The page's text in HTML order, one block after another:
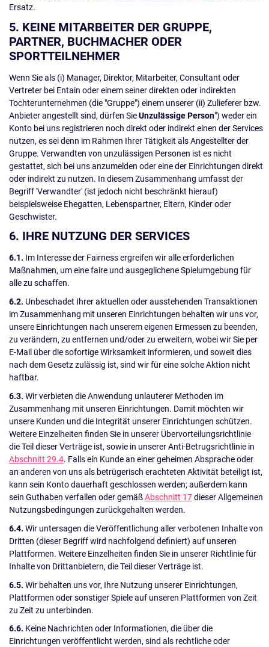
Ersatz.
5. KEINE MITARBEITER DER GRUPPE,
PARTNER, BUCHMACHER ODER
SPORTTEILNEHMER
Wenn Sie als (i) Manager, Direktor, Mitarbeiter, Consultant oder
Vertreter bei Entain oder einem seiner direkten oder indirekten
Tochterunternehmen (die "Gruppe") einem unserer (ii) Zulieferer bzw.
Anbieter angestellt sind, dürfen SieUnzulässige Person") weder ein
Konto bei uns registrieren noch direkt oder indirekt einen der Services
nutzen, es sei denn im Rahmen Ihrer Tätigkeit als Angestellter der
Gruppe. Verwandten von unzulässigen Personen ist es nicht
gestattet, sich bei uns anzumelden oder eine der Einrichtungen direkt
oder indirekt zu nutzen. In diesem Zusammenhang umfasst der
Begriff 'Verwandter' (ist jedoch nicht beschränkt hierauf)
beispielsweise Ehegatten, Lebenspartner, Eltern, Kinder oder
Geschwister.
6. IHRE NUTZUNG DER SERVICES
6.1. Im Interesse der Fairness ergreifen wir alle erforderlichen
Maßnahmen, um eine faire und ausgeglichene Spielumgebung für
alle zu schaffen.
6.2. Unbeschadet Ihrer aktuellen oder ausstehenden Transaktionen
im Zusammenhang mit unseren Einrichtungen behalten wir uns vor,
unsere Einrichtungen nach unserem eigenen Ermessen zu beenden,
zu verändern, zu entfernen und/oder zu erweitern, wobei wir Sie per
E-Mail über die sofortige Wirksamkeit informieren, und soweit dies
nach dem Gesetz zulässig ist, sind wir für eine solche Aktion nicht
haftbar.
6.3. Wir verbieten die Anwendung unlauterer Methoden im
Zusammenhang mit unseren Einrichtungen. Damit möchten wir
unsere Kunden und die Integrität unserer Einrichtungen schützen.
Weitere Einzelheiten finden Sie in unserer Übervorteilungsrichtlinie
die Teil dieser Verträge ist, sowie in unserer Anti-Betrugsrichtlinie in
Abschnitt 29.4. Falls ein Kunde an einer geheimen Absprache oder
an anderen von uns als betrügerisch erachteten Aktivität beteiligt ist,
kann sein Konto dauerhaft geschlossen werden; außerdem kann
sein Guthaben verfallen oder gemäßAbschnitt 17dieser Allgemeinen
Nutzungsbedingungen zurückgehalten werden.
6.4. Wir untersagen die Veröffentlichung aller verbotenen Inhalte von
Dritten (dieser Begriff wird nachfolgend definiert) auf unseren
Plattformen. Weitere Einzelheiten finden Sie in unserer Richtlinie für
Inhalte von Drittanbietern, die Teil dieser Verträge ist.
6.5. Wir behalten uns vor, Ihre Nutzung unserer Einrichtungen,
Plattformen oder sonstiger Spiele auf unseren Plattformen von Zeit
zu Zeit zu unterbinden.
6.6. Keine Nachrichten oder Informationen, die über die
Einrichtungen veröffentlicht werden, sind als rechtliche oder